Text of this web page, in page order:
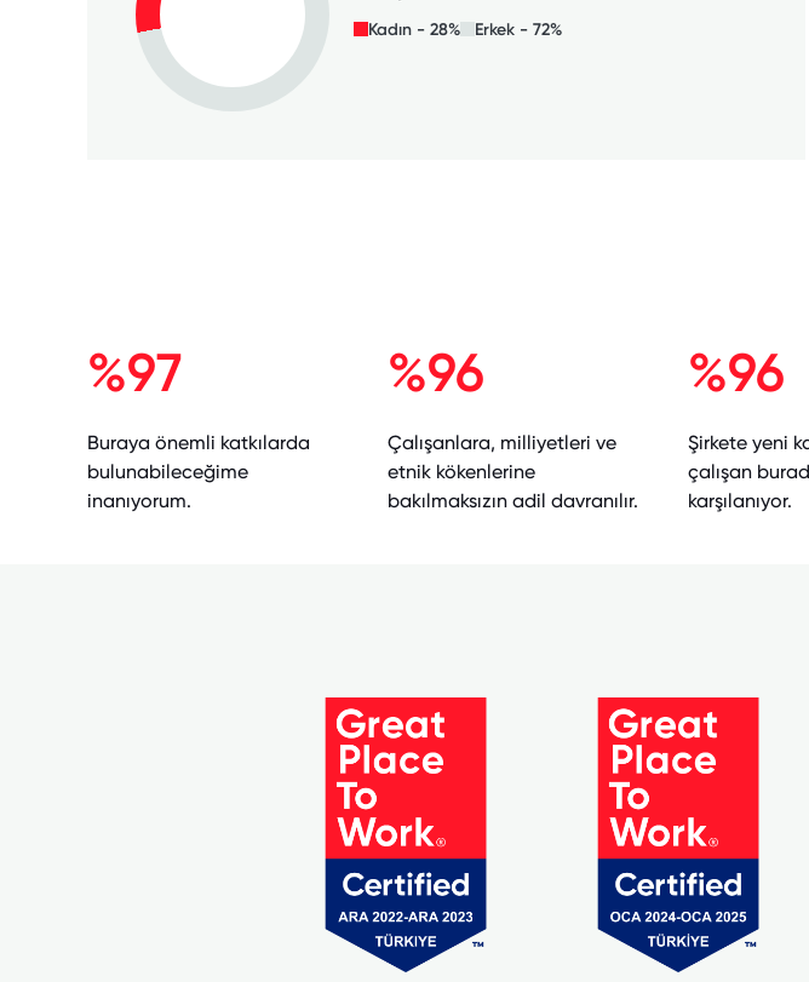
Kadın - 28% Erkek - 72%
%97
Buraya önemli katkılarda
bulunabileceğime
inanıyorum.
%96
Çalışanlara, milliyetleri ve
etnik kökenlerine
bakılmaksızın adil davranılır.
%96
Şirkete yeni
çalışan
karşılanıyor.